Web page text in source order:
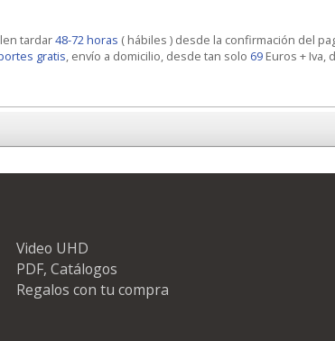
tardar48-72 horas ( hábiles ) desde la confirmación del
gratis, envío a domicilio, desde tan solo 69 Euros + Iva,
Video UHD
PDF, Catálogos
Regalos con tu compra